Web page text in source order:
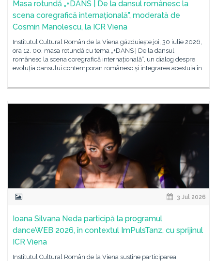
Masa rotundă „+DANS | De la dansul românesc la
scena coregrafică internațională”, moderată de
Cosmin Manolescu, la ICR Viena
Institutul Cultural Român de la Viena găzduiește joi, 30 iulie 2026,
ora 12. 00, masa rotundă cu tema „+DANS | De la dansul
românesc la scena coregrafică internațională”, un dialog despre
evoluția dansului contemporan românesc și integrarea acestuia în
3 Jul 2026
Ioana Silvana Neda participă la programul
danceWEB 2026, în contextul ImPulsTanz, cu sprijinul
ICR Viena
Institutul Cultural Român de la Viena susține participarea